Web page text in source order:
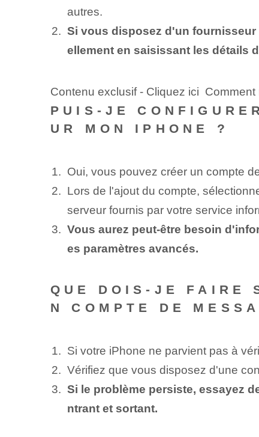
autres.
Si vous disposez d'un
ellement en saisissant les détails
Contenu exclusif - Cliquez ici
PUIS-JE
UR MON IPHONE ?
Oui, vous pouvez créer un compte
Lors de l'ajout du compte,
serveur fournis par votre service
Vous aurez peut-être besoin
es paramètres avancés.
QUE DOIS-JE FAIRE
N COMPTE DE
Si votre iPhone ne parvient pas à
Vérifiez que vous disposez d'une
Si le problème persiste, essayez
ntrant et sortant.